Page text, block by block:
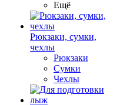
Ещё
Рюкзаки, сумки,
чехлы
Рюкзаки
Сумки
Чехлы